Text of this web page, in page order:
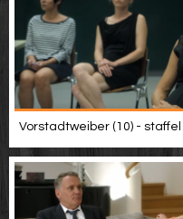
Vorstadtweiber (10) - staffel